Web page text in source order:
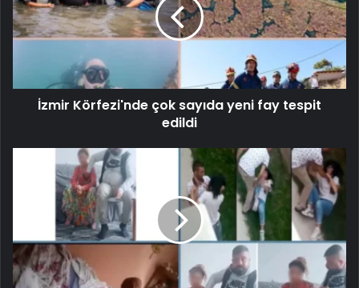
İzmir Körfezi'nde çok sayıda yeni fay tespit
edildi